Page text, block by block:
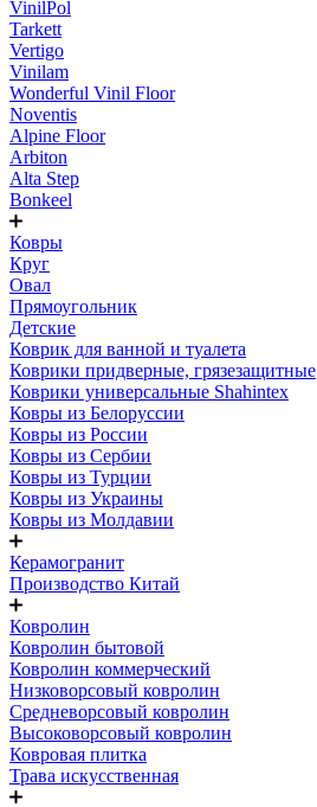
VinilPol
Tarkett
Vertigo
Vinilam
Wonderful Vinil Floor
Noventis
Alpine Floor
Arbiton
Alta Step
Bonkeel
Ковры
Круг
Овал
Прямоугольник
Детские
Коврик для ванной и туалета
Коврики придверные, грязезащитные
Коврики универсальные Shahintex
Ковры из Белоруссии
Ковры из России
Ковры из Сербии
Ковры из Турции
Ковры из Украины
Ковры из Молдавии
Керамогранит
Производство Китай
Ковролин
Ковролин бытовой
Ковролин коммерческий
Низковорсовый ковролин
Средневорсовый ковролин
Высоковорсовый ковролин
Ковровая плитка
Трава искусственная